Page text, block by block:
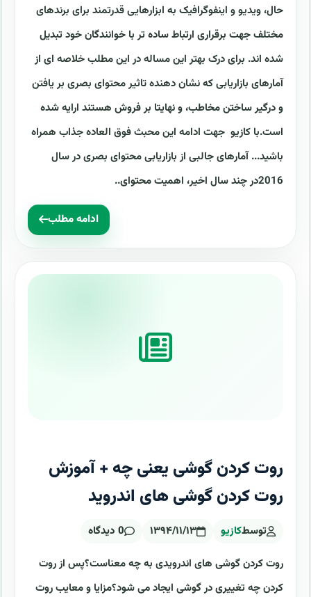
حال، ویدیو و اینفوگرافیک به ابزارهایی قدرتمند برای برندهای
مختلف جهت برقراری ارتباط ساده تر با خوانندگان خود تبدیل
شده اند. برای درک بهتر این مساله در این مطلب خلاصه ای از
آمارهای بازاریابی که نشان دهنده تاثیر محتوای بصری بر یافتن
و درگیر ساختن مخاطب، و نهایتا بر فروش هستند ارایه شده
است.با کازیو جهت ادامه این محبث فوق العاده جذاب همراه
باشید... آمارهای جالبی از بازاریابی محتوای بصری در سال
2016در چند سال اخیر، اهمیت محتوای..
ادامه مطلب
روت کردن گوشی یعنی چه + آموزش
روت کردن گوشی های اندروید
توسطکازیو ۱۳۹۴/۱۱/۱۳ 0 دیدگاه
روت کردن گوشی های اندرویدی به چه معناست؟پس از روت
کردن چه تغییری در گوشی ایجاد می شود؟مزایا و معایب روت